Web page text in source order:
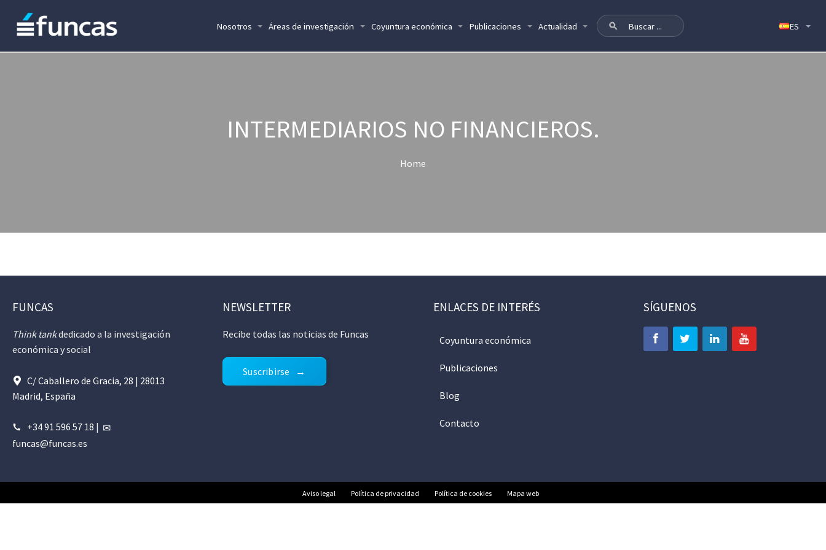
Nosotros Áreas de investigación Coyuntura económica Publicaciones Actualidad
INTERMEDIARIOS NO FINANCIEROS.
Home
FUNCAS
Think tankdedicado a la investigación
económica y social
C/ Caballero de Gracia, 28 | 28013
Madrid, España
+34 91 596 57 18 |
funcas@funcas.es
NEWSLETTER
Recibe todas las noticias de Funcas
Suscribirse
ENLACES DE INTERÉS
Coyuntura económica
Publicaciones
Blog
Contacto
SÍGUENOS
Aviso legal Política de privacidad Política de cookies Mapa web